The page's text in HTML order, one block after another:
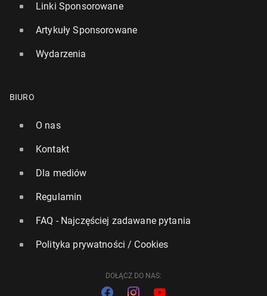
Linki Sponsorowane
Artykuły Sponsorowane
Wydarzenia
BIURO
O nas
Kontakt
Dla mediów
Regulamin
FAQ - Najczęściej zadawane pytania
Polityka prywatności / Cookies
DOŁĄCZ DO NAS: